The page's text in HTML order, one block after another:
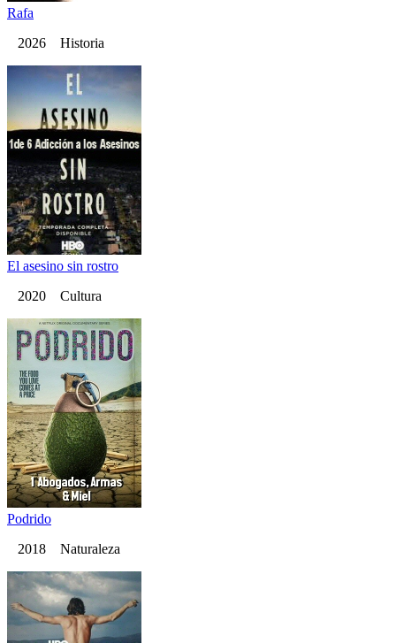
Rafa
2026 Historia
El asesino sin rostro
2020 Cultura
Podrido
2018 Naturaleza